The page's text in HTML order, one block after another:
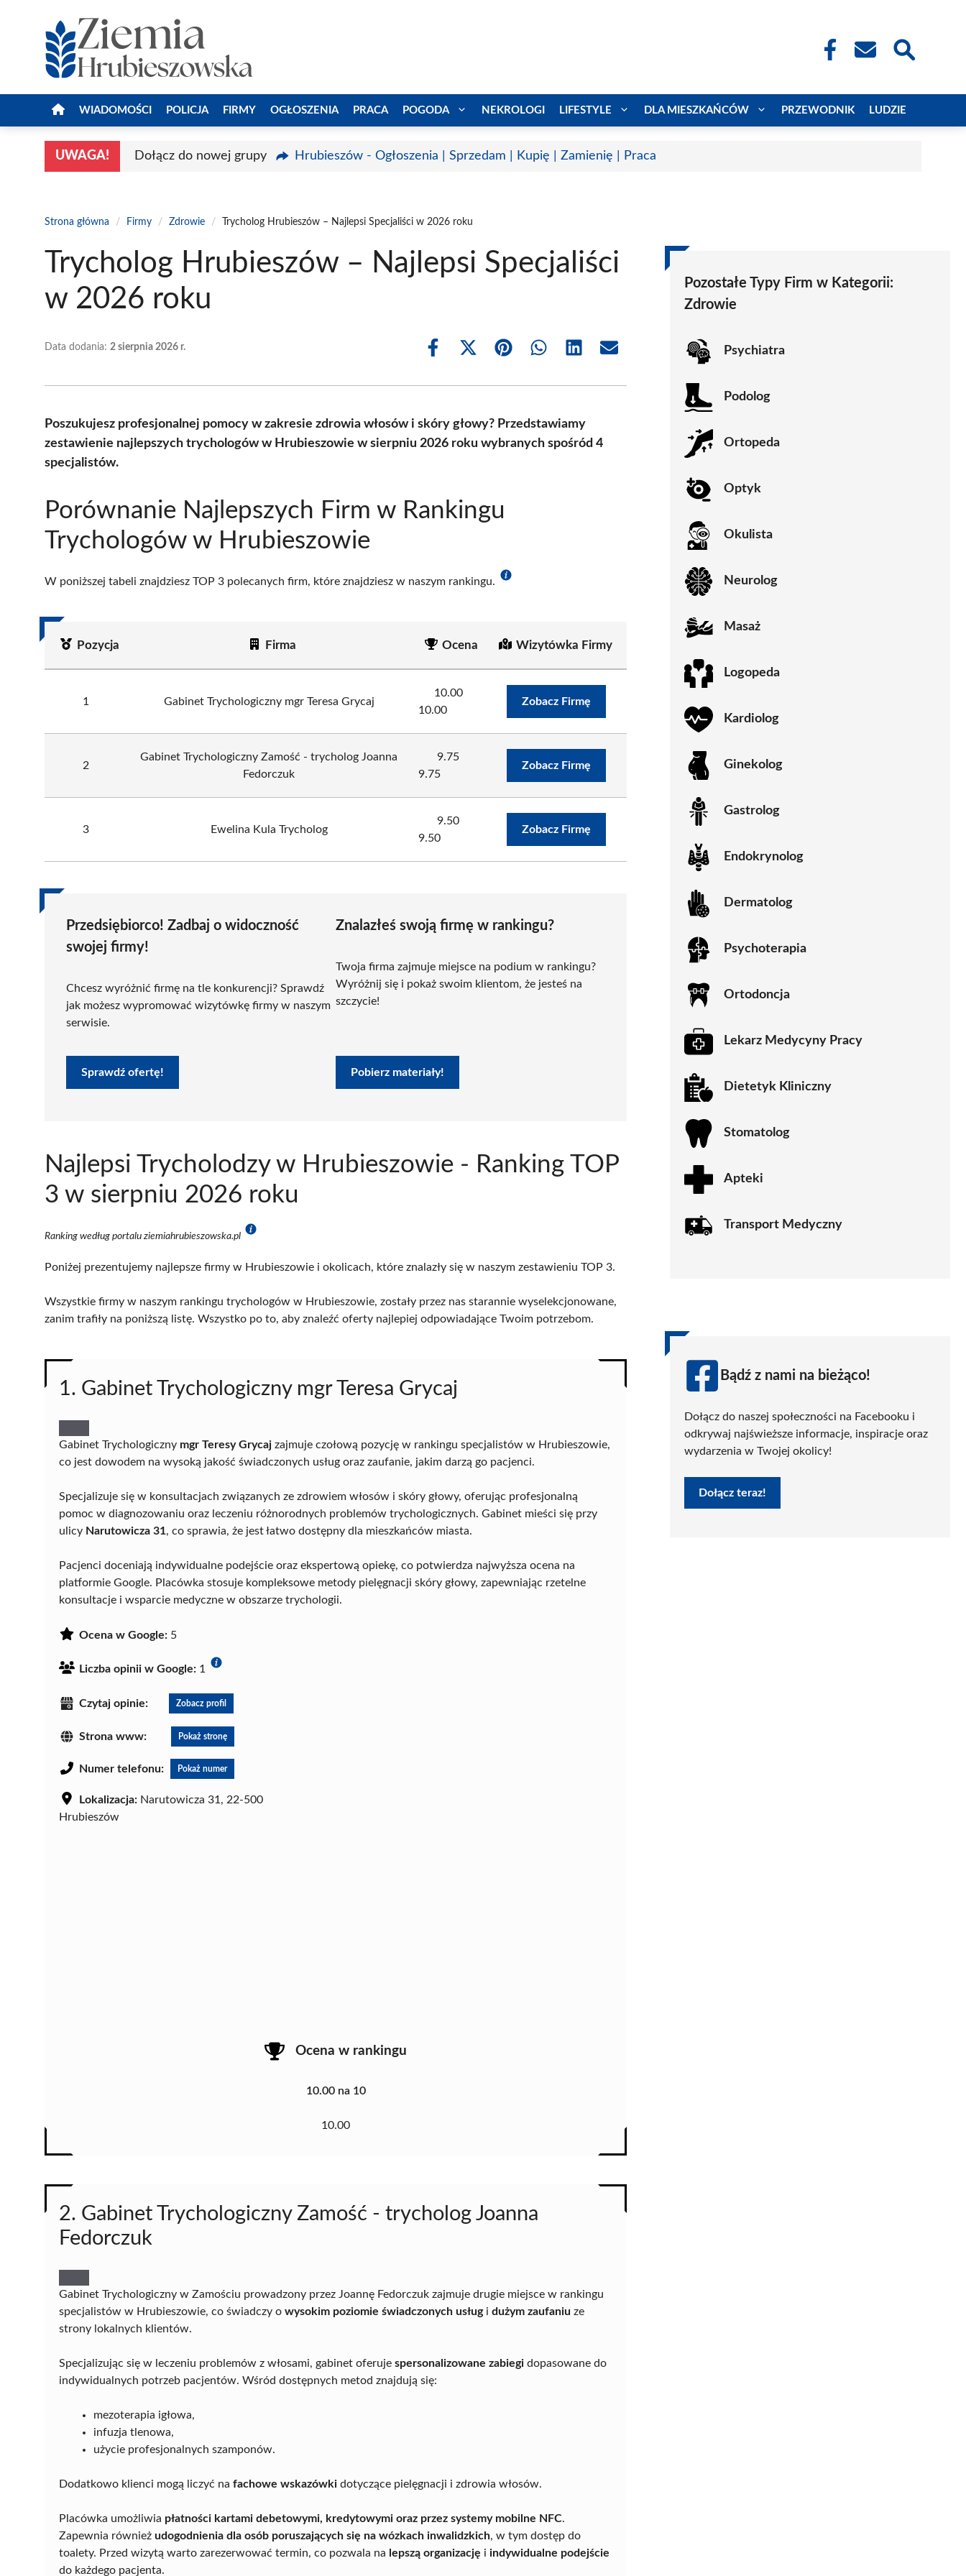
WIADOMOŚCI POLICJA FIRMY OGŁOSZENIA PRACA POGODA NEKROLOGI LIFESTYLE DLA MIESZKAŃCÓW PRZEWODNIK LUDZIE
UWAGA! Dołącz do nowej grupy Hrubieszów - Ogłoszenia | Sprzedam | Kupię | Zamienię | Praca
Strona główna / Firmy / Zdrowie / Trycholog Hrubieszów – Najlepsi Specjaliści w 2026 roku
Trycholog Hrubieszów – Najlepsi Specjaliści
w 2026 roku
Data dodania: 2 sierpnia 2026 r.
Share
Share
(Twitter)
Share Share Share Share
Poszukujesz profesjonalnej pomocy w zakresie zdrowia włosów i skóry głowy? Przedstawiamy
zestawienie najlepszych trychologów w Hrubieszowie w sierpniu 2026 roku wybranych spośród 4
specjalistów.
Porównanie Najlepszych Firm w Rankingu
Trychologów w Hrubieszowie
W poniższej tabeli znajdziesz TOP 3 polecanych firm, które znajdziesz w naszym rankingu.
Pozycja Firma Ocena Wizytówka Firmy
1 Gabinet Trychologiczny mgr Teresa Grycaj
10.00
10.00
Zobacz Firmę
2
Gabinet Trychologiczny Zamość - trycholog Joanna
Fedorczuk
9.75
9.75
Zobacz Firmę
3 Ewelina Kula Trycholog
9.50
9.50
Zobacz Firmę
Przedsiębiorco! Zadbaj o widoczność
swojej firmy!
Chcesz wyróżnić firmę na tle konkurencji? Sprawdź
jak możesz wypromować wizytówkę firmy w naszym
serwisie.
Sprawdź ofertę!
Znalazłeś swoją firmę w rankingu?
Twoja firma zajmuje miejsce na podium w rankingu?
Wyróżnij się i pokaż swoim klientom, że jesteś na
szczycie!
Pobierz materiały!
Najlepsi Trycholodzy w Hrubieszowie - Ranking TOP
3 w sierpniu 2026 roku
Ranking według portalu ziemiahrubieszowska.pl
Poniżej prezentujemy najlepsze firmy w Hrubieszowie i okolicach, które znalazły się w naszym zestawieniu TOP 3.
Wszystkie firmy w naszym rankingu trychologów w Hrubieszowie, zostały przez nas starannie wyselekcjonowane,
zanim trafiły na poniższą listę. Wszystko po to, aby znaleźć oferty najlepiej odpowiadające Twoim potrzebom.
1. Gabinet Trychologiczny mgr Teresa Grycaj
Gabinet Trychologiczny mgr Teresy Grycaj zajmuje czołową pozycję w rankingu specjalistów w Hrubieszowie,
co jest dowodem na wysoką jakość świadczonych usług oraz zaufanie, jakim darzą go pacjenci.
Specjalizuje się w konsultacjach związanych ze zdrowiem włosów i skóry głowy, oferując profesjonalną
pomoc w diagnozowaniu oraz leczeniu różnorodnych problemów trychologicznych. Gabinet mieści się przy
ulicy Narutowicza 31, co sprawia, że jest łatwo dostępny dla mieszkańców miasta.
Pacjenci doceniają indywidualne podejście oraz ekspertową opiekę, co potwierdza najwyższa ocena na
platformie Google. Placówka stosuje kompleksowe metody pielęgnacji skóry głowy, zapewniając rzetelne
konsultacje i wsparcie medyczne w obszarze trychologii.
Ocena w Google: 5
Liczba opinii w Google: 1
Czytaj opinie: Zobacz profil
Strona www: Pokaż stronę
Numer telefonu: Pokaż numer
Lokalizacja: Narutowicza 31, 22-500
Hrubieszów
Ocena w rankingu
10.00 na 10
10.00
2. Gabinet Trychologiczny Zamość - trycholog Joanna
Fedorczuk
Gabinet Trychologiczny w Zamościu prowadzony przez Joannę Fedorczuk zajmuje drugie miejsce w rankingu
specjalistów w Hrubieszowie, co świadczy o wysokim poziomie świadczonych usługi dużym zaufaniu ze
strony lokalnych klientów.
Specjalizując się w leczeniu problemów z włosami, gabinet oferuje spersonalizowane zabiegi dopasowane do
indywidualnych potrzeb pacjentów. Wśród dostępnych metod znajdują się:
mezoterapia igłowa,
infuzja tlenowa,
użycie profesjonalnych szamponów.
Dodatkowo klienci mogą liczyć na fachowe wskazówki dotyczące pielęgnacji i zdrowia włosów.
Placówka umożliwia płatności kartami debetowymi, kredytowymi oraz przez systemy mobilne NFC.
Zapewnia również udogodnienia dla osób poruszających się na wózkach inwalidzkich, w tym dostęp do
toalety. Przed wizytą warto zarezerwować termin, co pozwala na lepszą organizację i indywidualne podejście
do każdego pacjenta.
Pozostałe Typy Firm w Kategorii:
Zdrowie
Psychiatra
Podolog
Ortopeda
Optyk
Okulista
Neurolog
Masaż
Logopeda
Kardiolog
Ginekolog
Gastrolog
Endokrynolog
Dermatolog
Psychoterapia
Ortodoncja
Lekarz Medycyny Pracy
Dietetyk Kliniczny
Stomatolog
Apteki
Transport Medyczny
Bądź z nami na bieżąco!
Dołącz do naszej społeczności na Facebooku i
odkrywaj najświeższe informacje, inspiracje oraz
wydarzenia w Twojej okolicy!
Dołącz teraz!